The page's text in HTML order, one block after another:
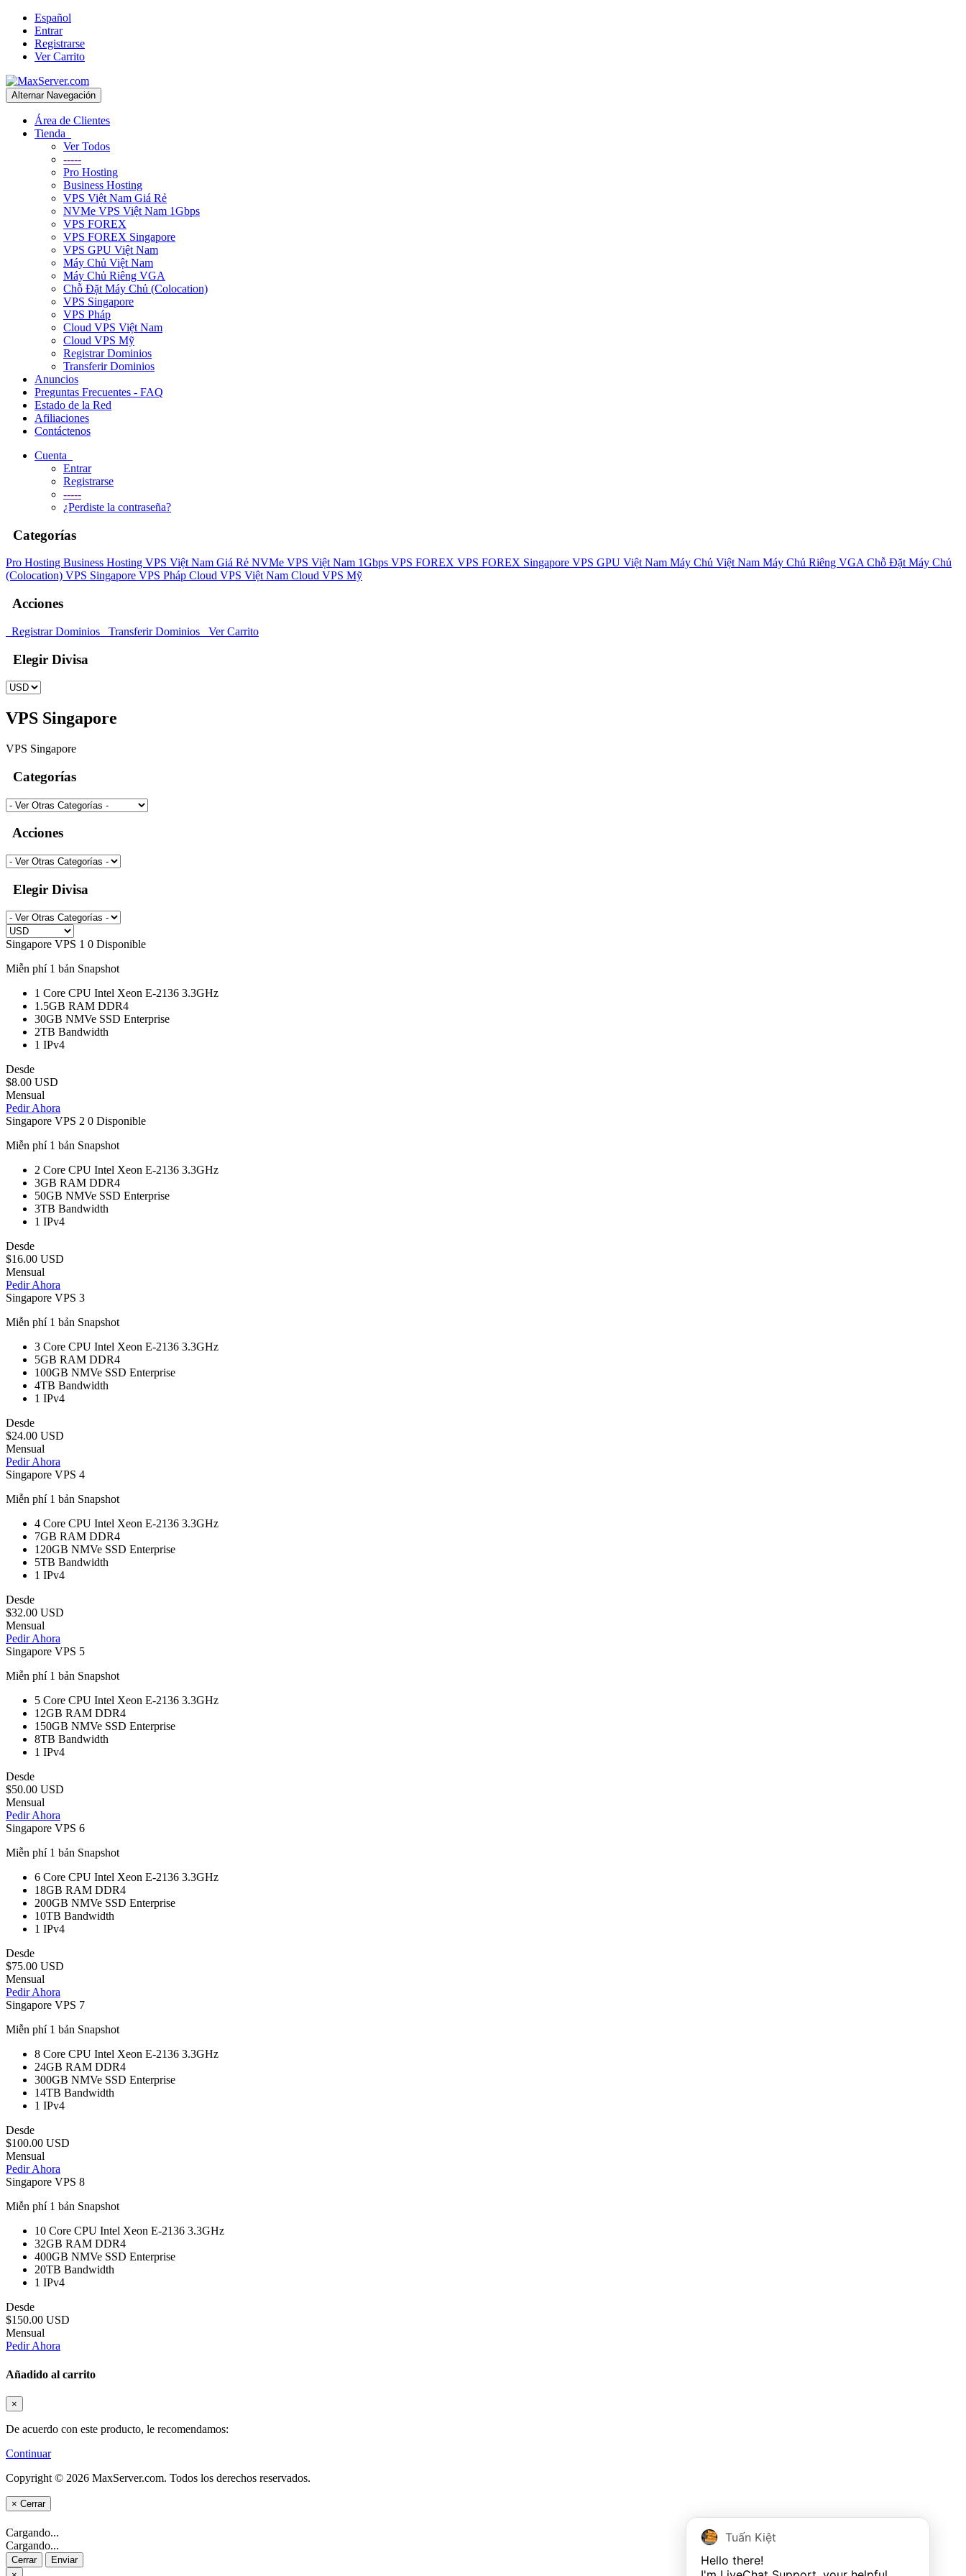
Español
Entrar
Registrarse
Ver Carrito
Alternar Navegación
Área de Clientes
Tienda
Ver Todos
-----
Pro Hosting
Business Hosting
VPS Việt Nam Giá Rẻ
NVMe VPS Việt Nam 1Gbps
VPS FOREX
VPS FOREX Singapore
VPS GPU Việt Nam
Máy Chủ Việt Nam
Máy Chủ Riêng VGA
Chỗ Đặt Máy Chủ (Colocation)
VPS Singapore
VPS Pháp
Cloud VPS Việt Nam
Cloud VPS Mỹ
Registrar Dominios
Transferir Dominios
Anuncios
Preguntas Frecuentes - FAQ
Estado de la Red
Afiliaciones
Contáctenos
Cuenta
Entrar
Registrarse
-----
¿Perdiste la contraseña?
Categorías
Pro Hosting Business Hosting VPS Việt Nam Giá Rẻ NVMe VPS Việt Nam 1Gbps VPS FOREX VPS FOREX Singapore VPS GPU Việt Nam Máy Chủ Việt Nam Máy Chủ Riêng VGAChỗ Đặt Máy Chủ
(Colocation) VPS Singapore VPS Pháp Cloud VPS Việt Nam Cloud VPS Mỹ
Acciones
Registrar Dominios Transferir Dominios Ver Carrito
Elegir Divisa
VPS Singapore
VPS Singapore
Categorías
Acciones
Elegir Divisa
Singapore VPS 1 0 Disponible
Miễn phí 1 bản Snapshot
1 Core CPU Intel Xeon E-2136 3.3GHz
1.5GB RAM DDR4
30GB NMVe SSD Enterprise
2TB Bandwidth
1 IPv4
Desde
$8.00 USD
Mensual
Pedir Ahora
Singapore VPS 2 0 Disponible
Miễn phí 1 bản Snapshot
2 Core CPU Intel Xeon E-2136 3.3GHz
3GB RAM DDR4
50GB NMVe SSD Enterprise
3TB Bandwidth
1 IPv4
Desde
$16.00 USD
Mensual
Pedir Ahora
Singapore VPS 3
Miễn phí 1 bản Snapshot
3 Core CPU Intel Xeon E-2136 3.3GHz
5GB RAM DDR4
100GB NMVe SSD Enterprise
4TB Bandwidth
1 IPv4
Desde
$24.00 USD
Mensual
Pedir Ahora
Singapore VPS 4
Miễn phí 1 bản Snapshot
4 Core CPU Intel Xeon E-2136 3.3GHz
7GB RAM DDR4
120GB NMVe SSD Enterprise
5TB Bandwidth
1 IPv4
Desde
$32.00 USD
Mensual
Pedir Ahora
Singapore VPS 5
Miễn phí 1 bản Snapshot
5 Core CPU Intel Xeon E-2136 3.3GHz
12GB RAM DDR4
150GB NMVe SSD Enterprise
8TB Bandwidth
1 IPv4
Desde
$50.00 USD
Mensual
Pedir Ahora
Singapore VPS 6
Miễn phí 1 bản Snapshot
6 Core CPU Intel Xeon E-2136 3.3GHz
18GB RAM DDR4
200GB NMVe SSD Enterprise
10TB Bandwidth
1 IPv4
Desde
$75.00 USD
Mensual
Pedir Ahora
Singapore VPS 7
Miễn phí 1 bản Snapshot
8 Core CPU Intel Xeon E-2136 3.3GHz
24GB RAM DDR4
300GB NMVe SSD Enterprise
14TB Bandwidth
1 IPv4
Desde
$100.00 USD
Mensual
Pedir Ahora
Singapore VPS 8
Miễn phí 1 bản Snapshot
10 Core CPU Intel Xeon E-2136 3.3GHz
32GB RAM DDR4
400GB NMVe SSD Enterprise
20TB Bandwidth
1 IPv4
Desde
$150.00 USD
Mensual
Pedir Ahora
Añadido al carrito
×
De acuerdo con este producto, le recomendamos:
Continuar
Copyright © 2026 MaxServer.com. Todos los derechos reservados.
× Cerrar
Cargando...
Cargando...
Cerrar
Enviar
Tuấn Kiệt
Hello there!